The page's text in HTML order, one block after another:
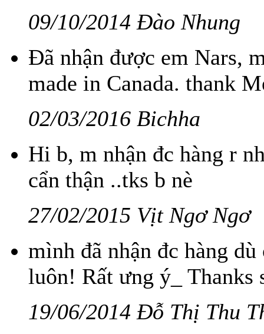
09/10/2014 Đào Nhung
Đã nhận được em Nars,
made in Canada. thank
02/03/2016 Bichha
Hi b, m nhận đc hàng r
cẩn thận ..tks b nè
27/02/2015 Vịt Ngơ Ngơ
mình đã nhận đc hàng
luôn! Rất ưng ý_ Thanks
19/06/2014 Đỗ Thị Thu